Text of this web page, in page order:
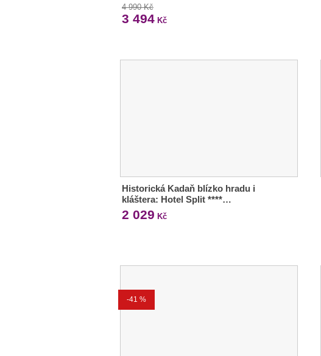
4 990 Kč
3 494 Kč
Historická Kadaň blízko hradu i
kláštera: Hotel Split ****…
2 029 Kč
-41 %